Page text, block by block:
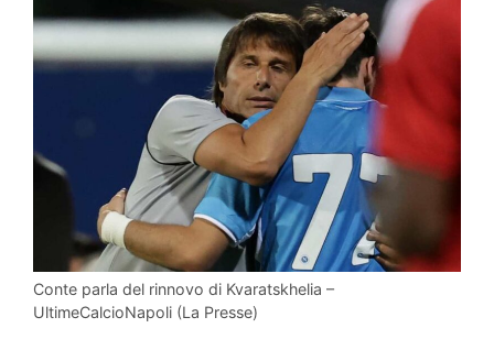
Conte parla del rinnovo di Kvaratskhelia –
UltimeCalcioNapoli (La Presse)